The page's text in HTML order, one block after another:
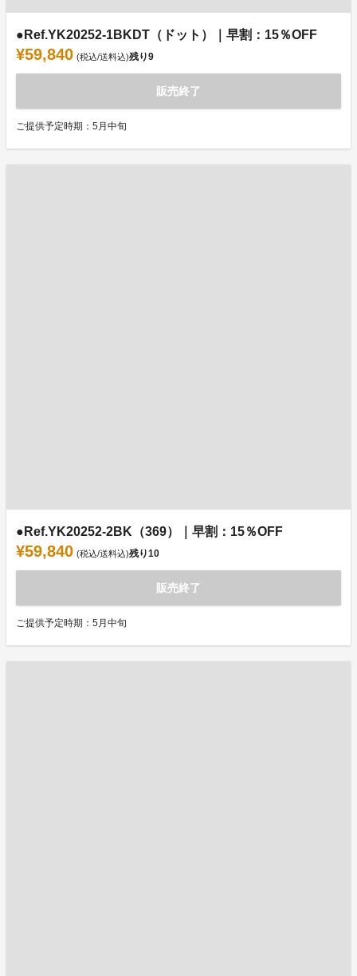
●Ref.YK20252-1BKDT（ドット）｜早割：15％OFF
¥59,840 (税込/送料込)残り9
販売終了
ご提供予定時期：5月中旬
●Ref.YK20252-2BK（369）｜早割：15％OFF
¥59,840 (税込/送料込)残り10
販売終了
ご提供予定時期：5月中旬